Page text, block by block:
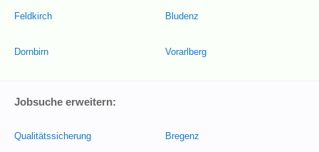
Feldkirch
Dornbirn
Bludenz
Vorarlberg
Jobsuche erweitern:
Qualitätssicherung Bregenz